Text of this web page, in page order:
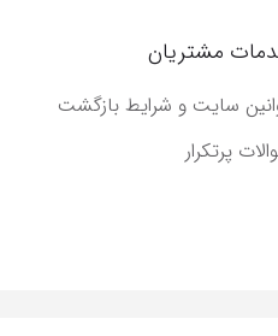
مشتریان
سایت و شرایط بازگشت
پرتکرار